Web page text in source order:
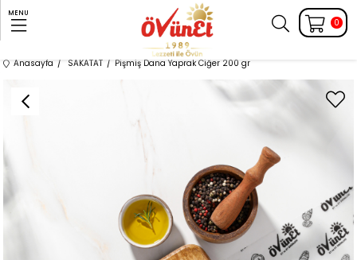
0
MENU
Anasayfa SAKATAT Pişmiş Dana Yaprak Ciğer 200 gr